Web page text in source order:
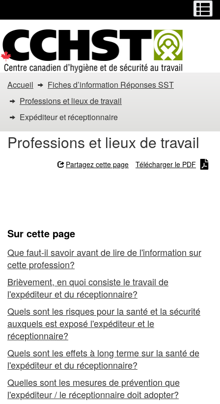
contenu
principal
la
version
HTML
simplifiée
Vous
êtes
dans
Expéditeur
Accueil
Fiches d’information Réponses SST
Professions et lieux de travail
Expéditeur et réceptionnaire
Professions et lieux de travail
Partagez cette page Télécharger le PDF
Sur cette page
Que faut-il savoir avant de lire de l'information sur
cette profession?
Brièvement, en quoi consiste le travail de
l'expéditeur et du réceptionnaire?
Quels sont les risques pour la santé et la sécurité
auxquels est exposé l'expéditeur et le
réceptionnaire?
Quels sont les effets à long terme sur la santé de
l'expéditeur et du réceptionnaire?
Quelles sont les mesures de prévention que
l'expéditeur / le réceptionnaire doit adopter?